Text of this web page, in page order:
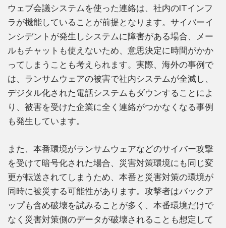
ウェブ会議システムを使った連絡は、社内のITインフ
ラが機能していることが前提となります。サイバーイ
ンシデントが発生しシステムに障害がある場合、メー
ルもチャットも使えないため、意思決定に時間がかか
ってしまうことも考えられます。実際、海外の事例で
は、ランサムウェアの被害で社内システムが全滅し、
デジタル化された電話システムもダウンすることによ
り、被害を受けた企業に全く連絡がつかなくなる事例
も発生しています。
また、本番環境がランサムウェアなどのサイバー攻撃
を受けて暗号化された場合、災害対策環境にも同じ変
更が転送されてしまうため、本番と災害対策の環境が
同時に被災する可能性があります。攻撃者はバックア
ップも含め破壊を試みることが多く、本番環境だけで
なく災害対策側のデータが破壊されることも想定して